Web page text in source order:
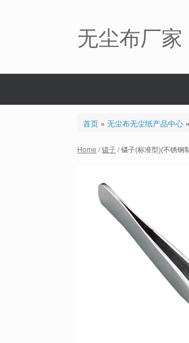
无尘布厂家
首页» 无尘布无尘纸产品中心»
Home /镊子/ 镊子(标准型)(不锈钢